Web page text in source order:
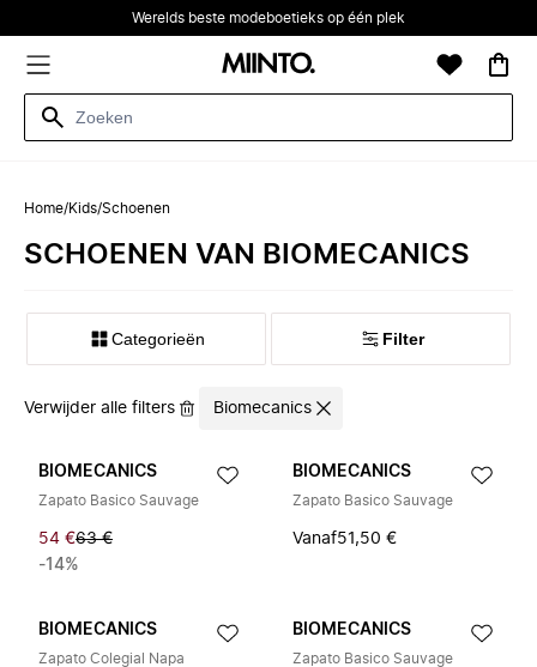
Werelds beste modeboetieks op één plek
Home/Kids/Schoenen
SCHOENEN VAN BIOMECANICS
Categorieën Filter
Verwijder alle filters Biomecanics
BIOMECANICS
Zapato Basico Sauvage
54 €63 €
-14%
BIOMECANICS
Zapato Basico Sauvage
Vanaf51,50 €
BIOMECANICS
Zapato Colegial Napa
BIOMECANICS
Zapato Basico Sauvage